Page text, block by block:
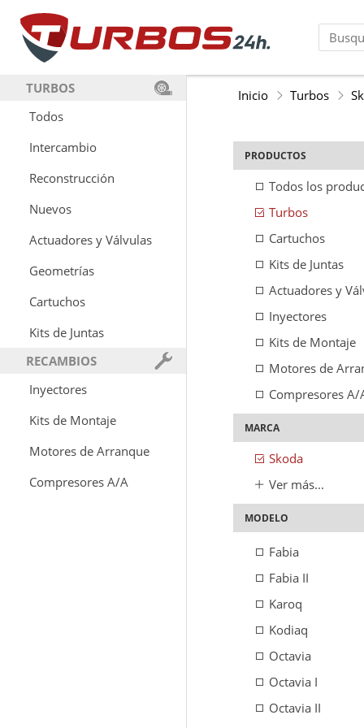
TURBOS
Todos
Intercambio
Reconstrucción
Nuevos
Actuadores y Válvulas
Geometrías
Cartuchos
Kits de Juntas
RECAMBIOS
Inyectores
Kits de Montaje
Motores de Arranque
Compresores A/A
Inicio Turbos
PRODUCTOS
Todos los
Turbos
Cartuchos
Kits de Juntas
Actuadores y
Inyectores
Kits de Montaje
Motores de
Compresores A/
MARCA
Skoda
Ver más...
MODELO
Fabia
Fabia II
Karoq
Kodiaq
Octavia
Octavia I
Octavia II